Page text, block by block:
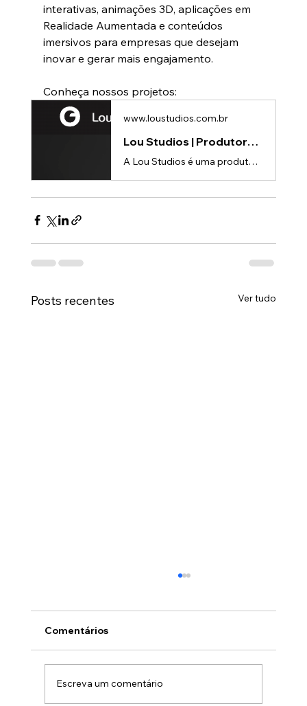
interativas, animações 3D, aplicações em
Realidade Aumentada e conteúdos
imersivos para empresas que desejam
inovar e gerar mais engajamento.
Conheça nossos projetos:
www.loustudios.com.br
Lou Studios | Produtora de vídeos
A Lou Studios é uma produtora de vídeos, especializada em animações 3D para lançamento de produtos.
Posts recentes Ver tudo
Comentários
Escreva um comentário